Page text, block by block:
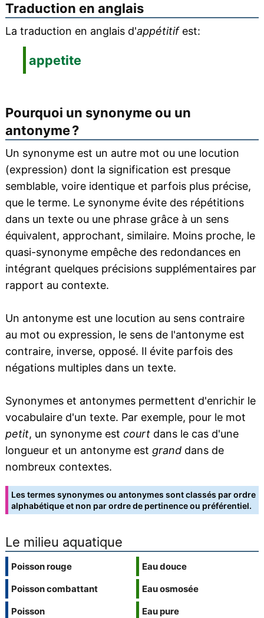
Traduction en anglais
La traduction en anglais d'appétitifest:
appetite
Pourquoi un synonyme ou un
antonyme ?
Un synonyme est un autre mot ou une locution
(expression) dont la signification est presque
semblable, voire identique et parfois plus précise,
que le terme. Le synonyme évite des répétitions
dans un texte ou une phrase grâce à un sens
équivalent, approchant, similaire. Moins proche, le
quasi-synonyme empêche des redondances en
intégrant quelques précisions supplémentaires par
rapport au contexte.
Un antonyme est une locution au sens contraire
au mot ou expression, le sens de l'antonyme est
contraire, inverse, opposé. Il évite parfois des
négations multiples dans un texte.
Synonymes et antonymes permettent d'enrichir le
vocabulaire d'un texte. Par exemple, pour le mot
petit, un synonyme est courtdans le cas d'une
longueur et un antonyme est granddans de
nombreux contextes.
Les termes synonymes ou antonymes sont classés par ordre
alphabétique et non par ordre de pertinence ou préférentiel.
Le milieu aquatique
Poisson rouge
Poisson combattant
Poisson
Eau douce
Eau osmosée
Eau pure